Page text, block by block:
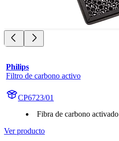
Philips
Filtro de carbono activo
CP6723/01
Fibra de carbono activado
Ver producto